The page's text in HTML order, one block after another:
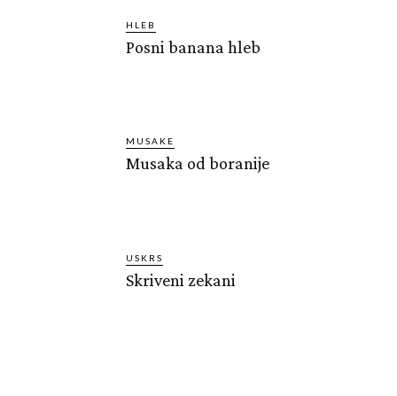
HLEB
Posni banana hleb
MUSAKE
Musaka od boranije
USKRS
Skriveni zekani